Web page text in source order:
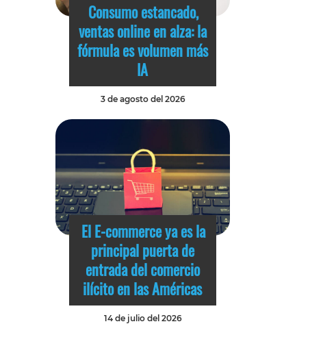
Consumo estancado,
ventas online en alza: la
fórmula es volumen más
IA
3 de agosto del 2026
El E-commerce ya es la
principal puerta de
entrada del comercio
ilícito en las Américas
14 de julio del 2026